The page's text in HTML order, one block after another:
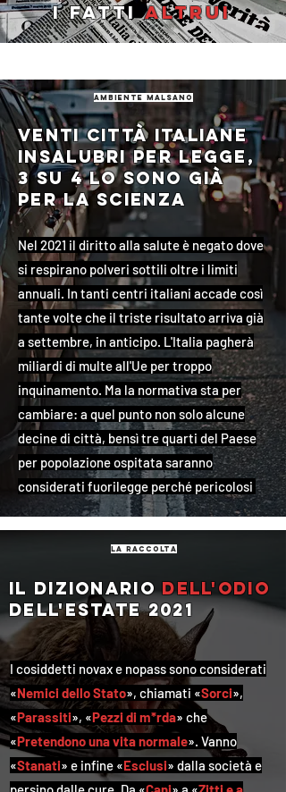
I fattialtrui
ambiente malsano
Venti città italiane
insalubri per legge,
3 su 4 lo sono già
per la scienza
Nel 2021 il diritto alla salute è negato dove
si respirano polveri sottili oltre i limiti
annuali. In tanti centri italiani accade così
tante volte che il triste risultato arriva già
a settembre, in anticipo. L'Italia pagherà
miliardi di multe all'Ue per troppo
inquinamento. Ma la normativa sta per
cambiare: a quel punto non solo alcune
decine di città, bensì tre quarti del Paese
per popolazione ospitata saranno
considerati fuorilegge perché pericolosi
la raccolta
Il dizionariodell'odio
dell'estate 2021
I cosiddetti novax e nopass sono considerati
«Nemici dello Stato», chiamati «Sorci»,
«Parassiti», «Pezzi di m*rda» che
«Pretendono una vita normale». Vanno
«Stanati» e infine «Esclusi» dalla società e